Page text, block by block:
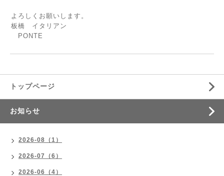
よろしくお願いします。
板橋 イタリアン
PONTE
トップページ
お知らせ
2026-08（1）
2026-07（6）
2026-06（4）